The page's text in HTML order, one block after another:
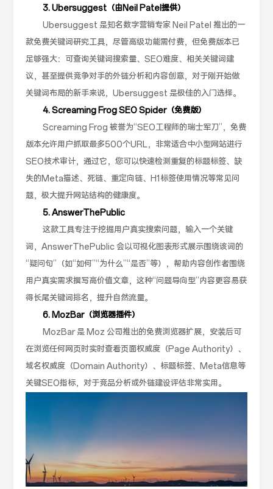
3. Ubersuggest（由Neil Patel提供）
Ubersuggest 是知名数字营销专家 Neil Patel 推出的一
款免费关键词研究工具，尽管高级功能需付费，但免费版本已
足够强大：可查询关键词搜索量、SEO难度、相关关键词建
议，甚至提供竞争对手的外链分析和内容创意，对于刚开始做
关键词布局的新手来说，Ubersuggest 是极佳的入门选择。
4. Screaming Frog SEO Spider（免费版）
Screaming Frog 被誉为“SEO工程师的瑞士军刀”，免费
版本允许用户抓取最多500个URL，非常适合中小型网站进行
SEO技术审计，通过它，您可以快速检测重复的标题标签、缺
失的Meta描述、死链、重定向链、H1标签使用情况等常见问
题，极大提升网站结构的健康度。
5. AnswerThePublic
这款工具专注于挖掘用户真实搜索问题，输入一个关键
词，AnswerThePublic 会以可视化图表形式展示围绕该词的
“疑问句”（如“如何”“为什么”“是否”等），帮助内容创作者围绕
用户真实需求撰写高价值文章，这种“问题导向型”内容更容易获
得长尾关键词排名，提升自然流量。
6. MozBar（浏览器插件）
MozBar 是 Moz 公司推出的免费浏览器扩展，安装后可
在浏览任何网页时实时查看页面权威度（Page Authority）、
域名权威度（Domain Authority）、标题标签、Meta信息等
关键SEO指标，对于竞品分析或外链建设评估非常实用。